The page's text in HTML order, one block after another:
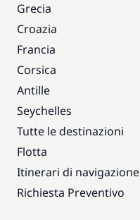
Grecia
Croazia
Francia
Corsica
Antille
Seychelles
Tutte le destinazioni
Flotta
Itinerari di navigazione
Richiesta Preventivo